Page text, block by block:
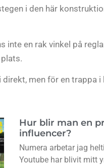
i den här
inte en rak vinkel på
men för en trappa i
Hur blir man en
influencer?
Numera arbetar jag
Youtube har blivit mitt